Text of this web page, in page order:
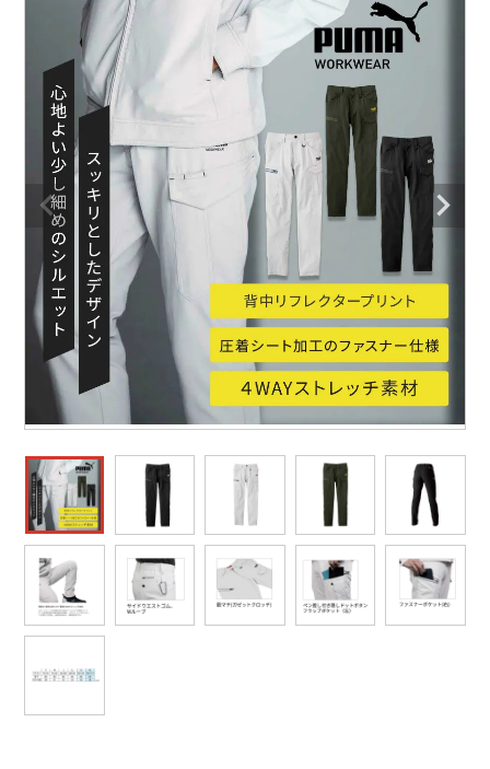
事務服・オフィスウェア
防寒着
作業用手袋
アウトドア・スポーツ
ワークスーツ
コンプレッションウェア
作業用ポロシャツ
安全保護具
レインウェア・カッパ
ヤッケ
作業用小物・アクセサリー
アシックス安全靴ランキング
ミズノ安全靴ランキング
作業着ランキング
アウトドアウェアランキング
つなぎランキング
空調服ランキング
コンプレッションウェアランキング
作業用ポロシャツランキング
作業用手袋ランキング
レインウェアランキング
アイズフロンティア ランキング
アイズフロンティア TSDESIGN
寅壱
コーコス ジーベック
クロダルマ 桑和
山田辰 クレヒフク
おたふく手袋 マック
住商モンブラン ボンマックス
GUSH FORCE CUP
GDジャパン カーシーカシマ
シンメン 日進ゴム
ハイパーV
大工・鳶作業服
農作業服
電気・設備作業服
配達・営業作業服
自動車整備士作業服
DIY・日曜大工作業服
飲食店ユニフォーム
運送・倉庫作業服
清掃・ビルメンテ作業服
夜間・高視認性安全服
医療白衣・介護服